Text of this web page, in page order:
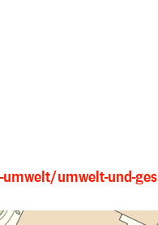
umwelt-und-